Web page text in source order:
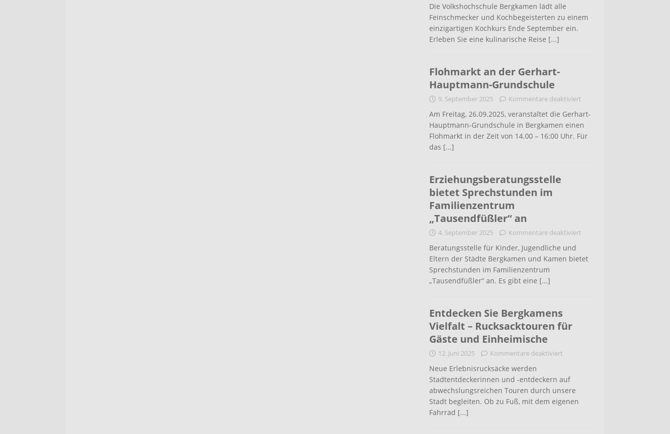
Die Volkshochschule Bergkamen lädt alle
Feinschmecker und Kochbegeisterten zu einem
einzigartigen Kochkurs Ende September ein.
Erleben Sie eine kulinarische Reise [...]
Flohmarkt an der Gerhart-
Hauptmann-Grundschule
9. September 2025 Kommentare deaktiviert
Am Freitag, 26.09.2025, veranstaltet die Gerhart-
Hauptmann-Grundschule in Bergkamen einen
Flohmarkt in der Zeit von 14.00 – 16:00 Uhr. Für
das [...]
Erziehungsberatungsstelle
bietet Sprechstunden im
Familienzentrum
„Tausendfüßler“ an
4. September 2025 Kommentare deaktiviert
Beratungsstelle für Kinder, Jugendliche und
Eltern der Städte Bergkamen und Kamen bietet
Sprechstunden im Familienzentrum
„Tausendfüßler“ an. Es gibt eine [...]
Entdecken Sie Bergkamens
Vielfalt – Rucksacktouren für
Gäste und Einheimische
12. Juni 2025 Kommentare deaktiviert
Neue Erlebnisrucksäcke werden
Stadtentdeckerinnen und -entdeckern auf
abwechslungsreichen Touren durch unsere
Stadt begleiten. Ob zu Fuß, mit dem eigenen
Fahrrad [...]